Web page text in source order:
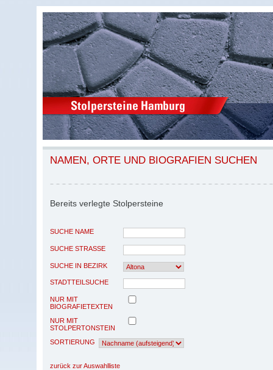
NAMEN, ORTE UND BIOGRAFIEN SUCHEN
Bereits verlegte Stolpersteine
SUCHE NAME
SUCHE STRASSE
SUCHE IN BEZIRK
STADTTEILSUCHE
NUR MIT
BIOGRAFIETEXTEN
NUR MIT
STOLPERTONSTEIN
SORTIERUNG
zurück zur Auswahlliste